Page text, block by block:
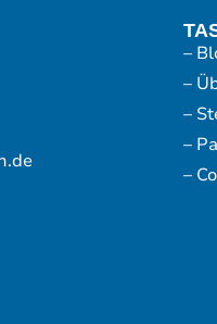
–
–
–
–
–